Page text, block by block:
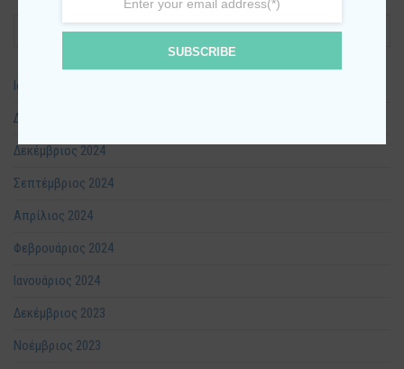
Ιστορικό
Ιανουάριος 2026
Δεκέμβριος 2025
Δεκέμβριος 2024
Σεπτέμβριος 2024
Απρίλιος 2024
Φεβρουάριος 2024
Ιανουάριος 2024
Δεκέμβριος 2023
Νοέμβριος 2023
SUBSCRIBE